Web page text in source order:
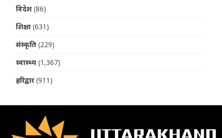
विदेश (86)
शिक्षा (631)
संस्कृति (229)
स्वास्थ्य (1,367)
हरिद्वार (911)